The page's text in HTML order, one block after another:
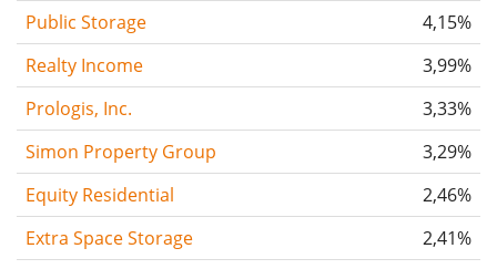
Public Storage
4,15%
Realty Income
3,99%
Prologis, Inc.
3,33%
Simon Property Group
3,29%
Equity Residential
2,46%
Extra Space Storage
2,41%